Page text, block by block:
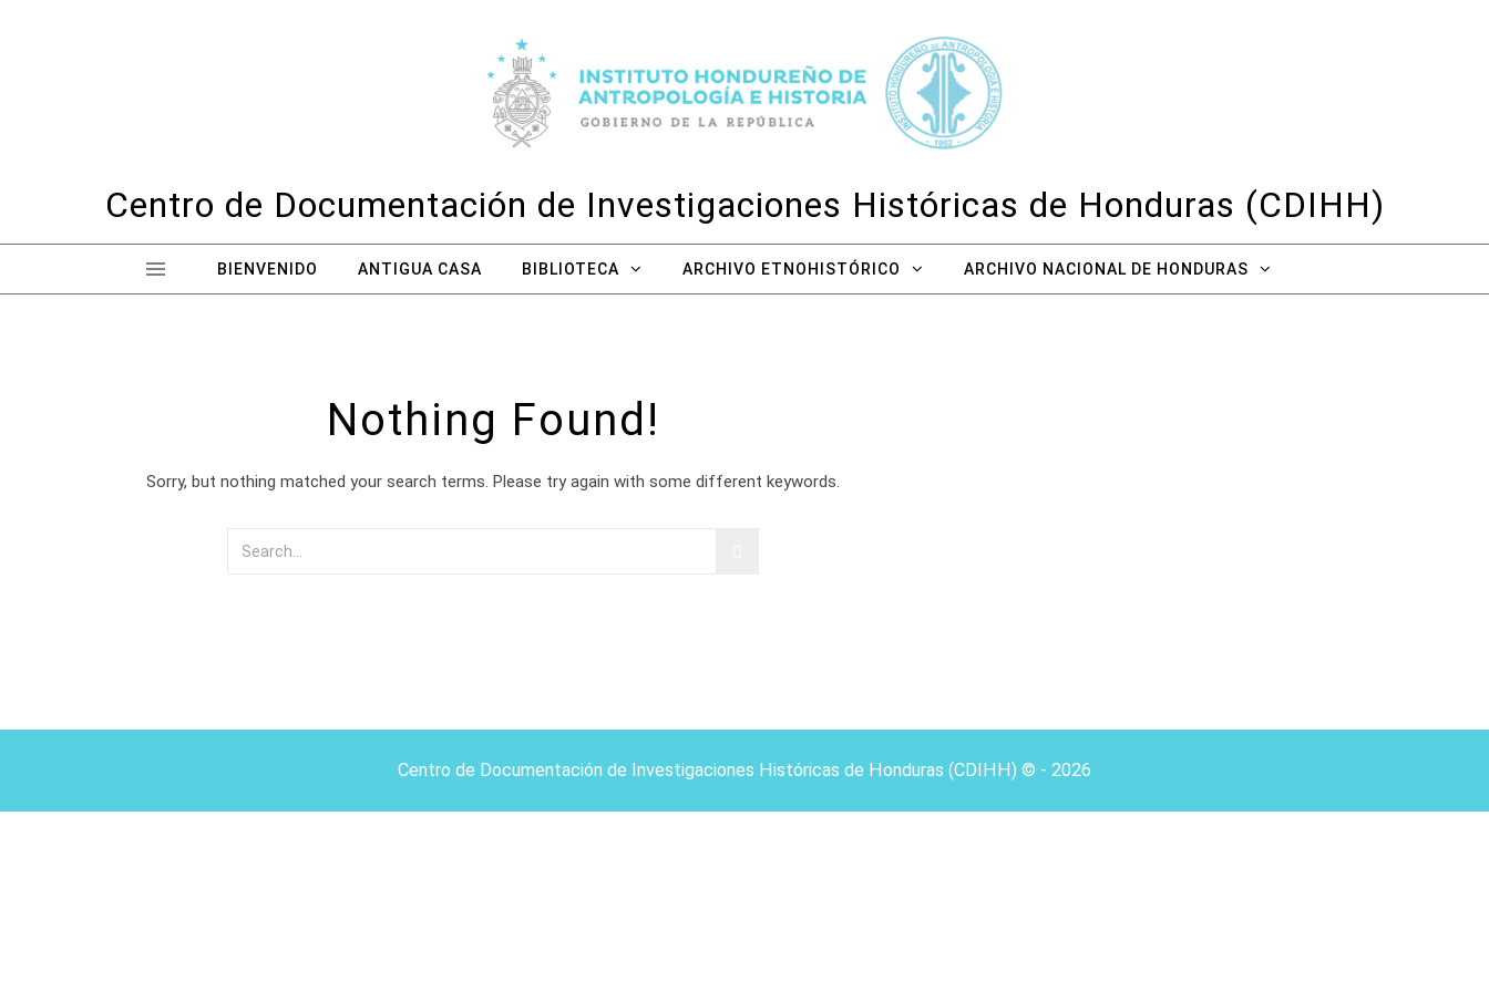
Centro de Documentación de Investigaciones Históricas de Honduras (CDIHH)
BIENVENIDO ANTIGUA CASA BIBLIOTECA ARCHIVO ETNOHISTÓRICO ARCHIVO NACIONAL DE HONDURAS
Nothing Found!
Sorry, but nothing matched your search terms. Please try again with some different keywords.
Centro de Documentación de Investigaciones Históricas de Honduras (CDIHH) © - 2026